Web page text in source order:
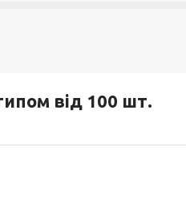
від 100 шт.